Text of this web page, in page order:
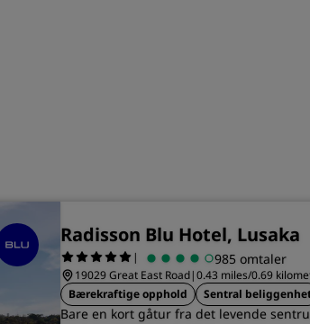
Radisson Blu Hotel, Lusaka
| 985 omtaler
19029 Great East Road|0.43 miles/0.69
Bærekraftige opphold
Sentral
Bare en kort gåtur fra det levende